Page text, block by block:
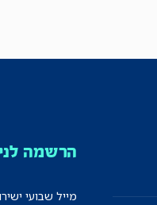
הרשמה
מייל שבועי